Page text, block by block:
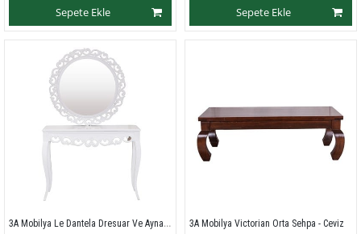
Sepete Ekle Sepete Ekle
3A Mobilya Le Dantela Dresuar Ve Ayna - Beyaz 3A Mobilya Victorian Orta Sehpa - Ceviz